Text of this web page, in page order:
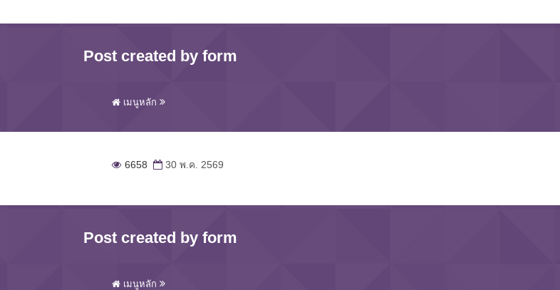
Post created by form
เมนูหลัก
6658 30 พ.ค. 2569
Post created by form
เมนูหลัก